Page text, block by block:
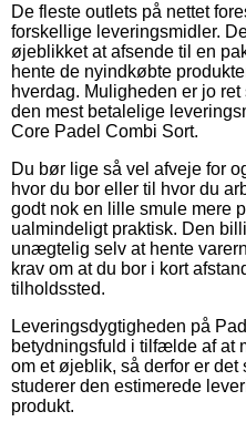
De fleste outlets på nettet
forskellige leveringsmidler.
øjeblikket at afsende til en
hente de nyindkøbte
hverdag. Muligheden er jo
den mest betalelige
Core Padel Combi Sort.
Du bør lige så vel afveje for
hvor du bor eller til hvor du
godt nok en lille smule mere
ualmindeligt praktisk. Den
unægtelig selv at hente
krav om at du bor i kort
tilholdssted.
Leveringsdygtigheden på
betydningsfuld i tilfælde af at
om et øjeblik, så derfor er
studerer den estimerede
produkt.